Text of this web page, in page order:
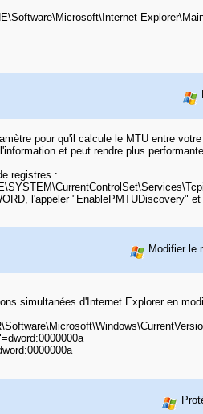
pour qu'il calcule le MTU entre
et peut rendre plus
registres :
l'appeler "EnablePMTUDiscovery"
Modifier le
simultanées d'Internet Explorer en